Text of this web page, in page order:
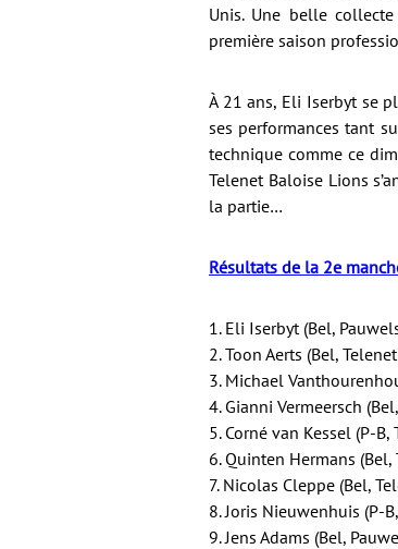
Unis. Une belle
première saison
À 21 ans, Eli Iserbyt se
ses performances tant
technique comme ce
Telenet Baloise Lions
la partie…
Résultats de la 2e
1. Eli Iserbyt (Bel,
2. Toon Aerts (Bel,
3. Michael
4. Gianni Vermeersch
5. Corné van Kessel (P-
6. Quinten Hermans
7. Nicolas Cleppe (Bel,
8. Joris Nieuwenhuis (P-
9. Jens Adams (Bel,